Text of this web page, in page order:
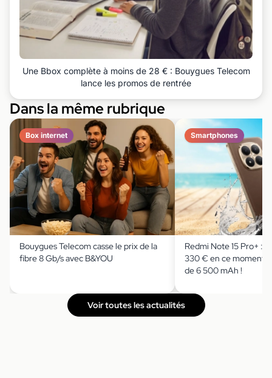
Une Bbox complète à moins de 28 € : Bouygues Telecom
lance les promos de rentrée
Dans la même rubrique
Box internet
Bouygues Telecom casse le prix de la
fibre 8 Gb/s avec B&YOU
Smartphones
Redmi Note 15 Pro+ : il
330 € en ce moment
de 6 500 mAh !
Voir toutes les actualités